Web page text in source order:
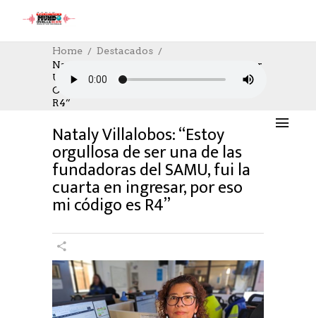
Home
Destacados
Nataly Villalobos: “Estoy Orgullosa De Ser
Una De Las Fundadoras Del SAMU, Fui La
Cuarta En Ingresar, Por Eso Mi Código Es
R4”
DESTACADOS SALUD,SOCIAL,SOCIAL
02/06/2023
1076 SEEN
Nataly Villalobos: “Estoy
orgullosa de ser una de las
fundadoras del SAMU, fui la
cuarta en ingresar, por eso
mi código es R4”